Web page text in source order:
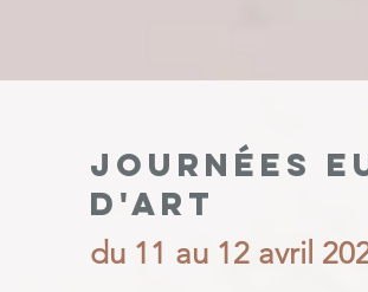
Journées
d'Art
du 11 au 12 avril